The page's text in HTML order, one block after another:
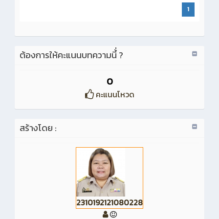
1
ต้องการให้คะแนนบทความนี้่ ?
0
คะแนนโหวด
สร้างโดย :
2310192121080228